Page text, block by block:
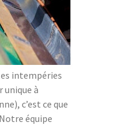
intempéries
unique à
c’est ce que
équipe